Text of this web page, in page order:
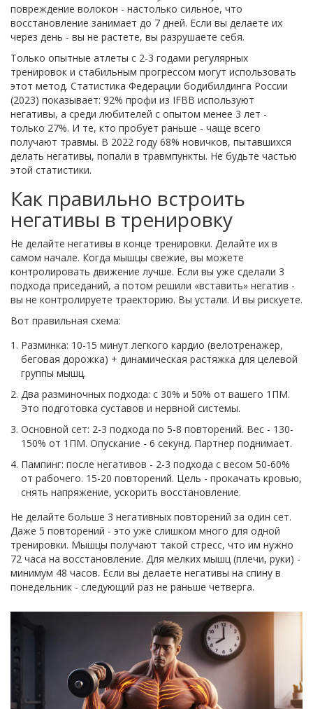
повреждение волокон - настолько сильное, что
восстановление занимает до 7 дней. Если вы делаете их
через день - вы не растете, вы разрушаете себя.
Только опытные атлеты с 2-3 годами регулярных
тренировок и стабильным прогрессом могут использовать
этот метод. Статистика Федерации бодибилдинга России
(2023) показывает: 92% профи из IFBB используют
негативы, а среди любителей с опытом менее 3 лет -
только 27%. И те, кто пробует раньше - чаще всего
получают травмы. В 2022 году 68% новичков, пытавшихся
делать негативы, попали в травмпункты. Не будьте частью
этой статистики.
Как правильно встроить
негативы в тренировку
Не делайте негативы в конце тренировки. Делайте их в
самом начале. Когда мышцы свежие, вы можете
контролировать движение лучше. Если вы уже сделали 3
подхода приседаний, а потом решили «вставить» негатив -
вы не контролируете траекторию. Вы устали. И вы рискуете.
Вот правильная схема:
Разминка: 10-15 минут легкого кардио (велотренажер,
беговая дорожка) + динамическая растяжка для целевой
группы мышц.
Два разминочных подхода: с 30% и 50% от вашего 1ПМ.
Это подготовка суставов и нервной системы.
Основной сет: 2-3 подхода по 5-8 повторений. Вес - 130-
150% от 1ПМ. Опускание - 6 секунд. Партнер поднимает.
Пампинг: после негативов - 2-3 подхода с весом 50-60%
от рабочего. 15-20 повторений. Цель - прокачать кровью,
снять напряжение, ускорить восстановление.
Не делайте больше 3 негативных повторений за один сет.
Даже 5 повторений - это уже слишком много для одной
тренировки. Мышцы получают такой стресс, что им нужно
72 часа на восстановление. Для мелких мышц (плечи, руки) -
минимум 48 часов. Если вы делаете негативы на спину в
понедельник - следующий раз не раньше четверга.